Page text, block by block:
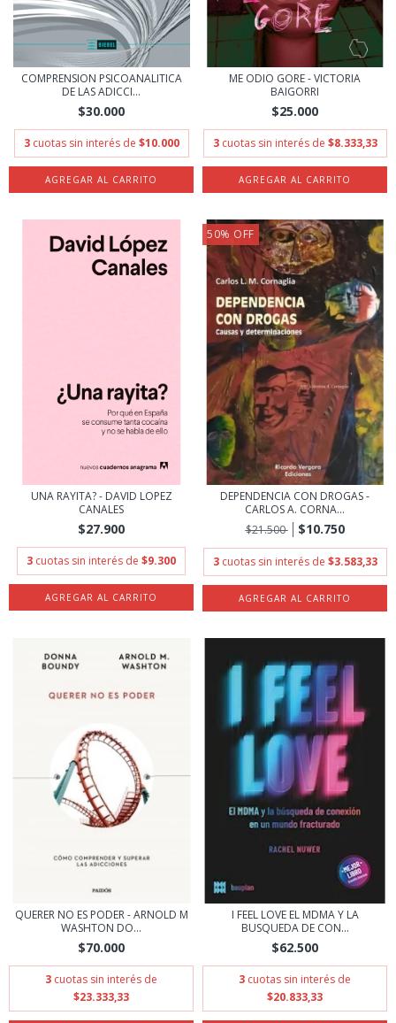
COMPRENSION PSICOANALITICA
DE LAS ADICCI...
$30.000
3 cuotas sin interés de $10.000
ME ODIO GORE - VICTORIA
BAIGORRI
$25.000
3 cuotas sin interés de $8.333,33
UNA RAYITA? - DAVID LOPEZ
CANALES
$27.900
3 cuotas sin interés de $9.300
50% OFF
DEPENDENCIA CON DROGAS -
CARLOS A. CORNA...
$21.500
$10.750
3 cuotas sin interés de $3.583,33
QUERER NO ES PODER - ARNOLD M
WASHTON DO...
$70.000
3 cuotas sin interés de
$23.333,33
I FEEL LOVE EL MDMA Y LA
BUSQUEDA DE CON...
$62.500
3 cuotas sin interés de
$20.833,33